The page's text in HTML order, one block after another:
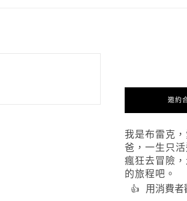
邀約
我是布雷克
爸，一生只
瘋狂去冒險
的旅程吧。
用消費者